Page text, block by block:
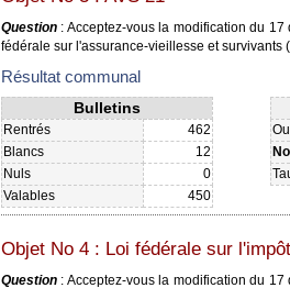
Question : Acceptez-vous la modification du
fédérale sur l'assurance-vieillesse et survivants
Résultat communal
Bulletins
Rentrés 462
Blancs
12
Nuls
0
Valables
450
Objet No 4 : Loi fédérale sur
Question : Acceptez-vous la modification du